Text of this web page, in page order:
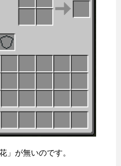
」が無いのです。